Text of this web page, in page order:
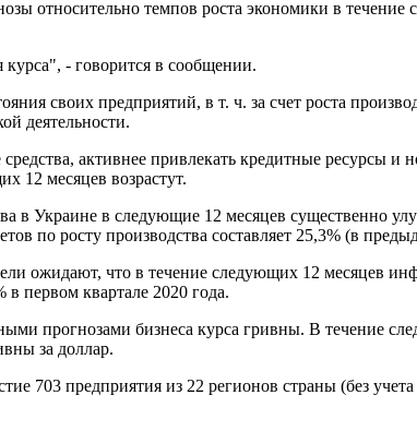
относительно темпов роста экономики в
- говорится в сообщении.
своих предприятий, в т. ч. за счет роста
деятельности.
активнее привлекать кредитные ресурсы
12 месяцев возрастут.
в Украине в следующие 12 месяцев существенно
по росту производства составляет 25,3% (в
ожидают, что в течение следующих 12 месяцев
первом квартале 2020 года.
прогнозами бизнеса курса гривны. В течение
за доллар.
703 предприятия из 22 регионов страны (без